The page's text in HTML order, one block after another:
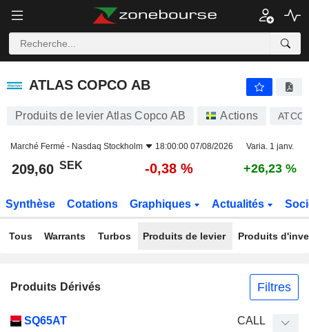
ATLAS COPCO AB
ATLAS COPCO AB
Produits de levier Atlas Copco AB Actions ATCO
Marché Fermé - Nasdaq Stockholm 18:00:00 07/08/2026 Varia. 1 janv.
209,60 SEK -0,38 % +26,23 %
Synthèse Cotations Graphiques Actualités
Tous Warrants Turbos Produits de levier Produits
Produits Dérivés Filtres
SQ65AT CALL